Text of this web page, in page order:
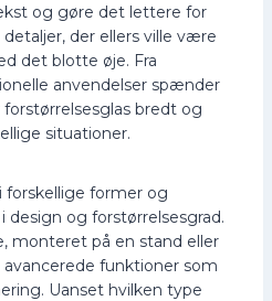
og gøre det lettere for
der ellers ville være
det blotte øje. Fra
anvendelser spænder
bredt og
situationer.
forskellige former og
design og forstørrelsesgrad.
monteret på en stand eller
funktioner som
Uanset hvilken type